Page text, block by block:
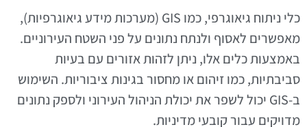
כלי ניתוח גיאוגרפי, כמו GIS (מערכות מידע גיאוגרפיות),
מאפשרים לאסוף ולנתח נתונים על פני השטח העירוניים.
באמצעות כלים אלו, ניתן לזהות אזורים עם בעיות
סביבתיות, כמו זיהום או מחסור בגינות ציבוריות. השימוש
ב-GIS יכול לשפר את יכולת הניהול העירוני ולספק נתונים
מדויקים עבור קובעי מדיניות.